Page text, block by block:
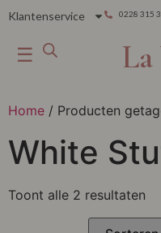
Klantenservice 0228 315
☰
Home / Producten
White
Toont alle 2 resultaten